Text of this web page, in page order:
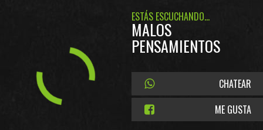
ESTÁS ESCUCHANDO...
MALOS
PENSAMIENTOS
CHATEAR
ME GUSTA